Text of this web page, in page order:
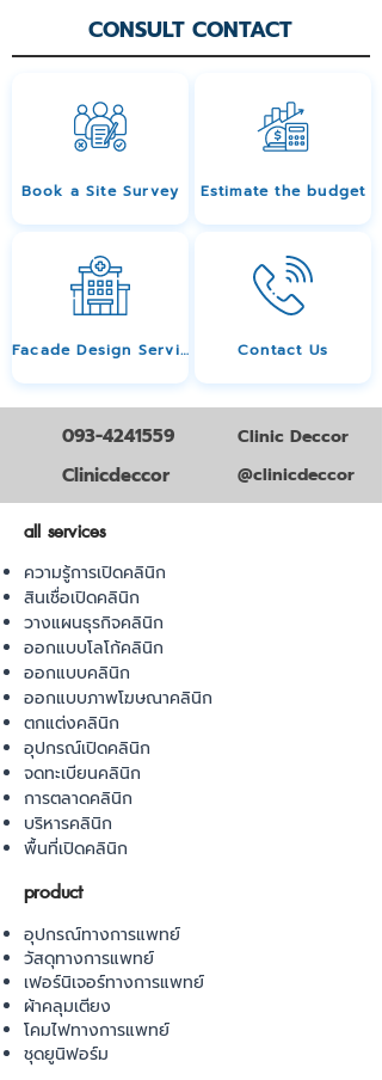
CONSULT CONTACT
Book a Site Survey Estimate the budget
Facade Design Service Contact Us
093-4241559
Clinicdeccor
Clinic Deccor
@clinicdeccor
all services
ความรู้การเปิดคลินิก
สินเชื่อเปิดคลินิก
วางแผนธุรกิจคลินิก
ออกแบบโลโก้คลินิก
ออกแบบคลินิก
ออกแบบภาพโฆษณาคลินิก
ตกแต่งคลินิก
อุปกรณ์เปิดคลินิก
จดทะเบียนคลินิก
การตลาดคลินิก
บริหารคลินิก
พื้นที่เปิดคลินิก
product
อุปกรณ์ทางการแพทย์
วัสดุทางการแพทย์
เฟอร์นิเจอร์ทางการแพทย์
ผ้าคลุมเตียง
โคมไฟทางการแพทย์
ชุดยูนิฟอร์ม